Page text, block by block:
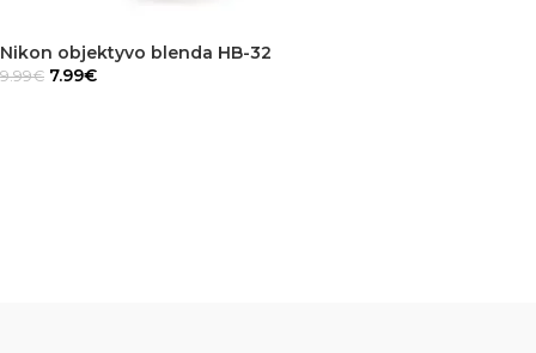
Nikon objektyvo blenda HB-32
9.99€ 7.99€